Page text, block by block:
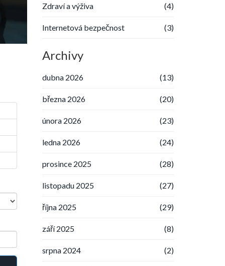
Zdraví a výživa (4)
Internetová bezpečnost (3)
Archivy
dubna 2026 (13)
března 2026 (20)
února 2026 (23)
ledna 2026 (24)
prosince 2025 (28)
listopadu 2025 (27)
října 2025 (29)
září 2025 (8)
srpna 2024 (2)